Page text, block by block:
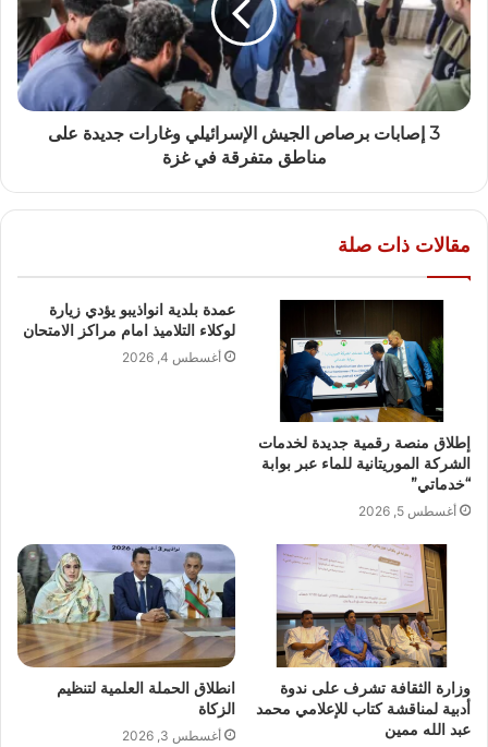
3 إصابات برصاص الجيش الإسرائيلي وغارات جديدة على
مناطق متفرقة في غزة
مقالات ذات صلة
إطلاق منصة رقمية جديدة لخدمات
الشركة الموريتانية للماء عبر بوابة
“خدماتي”
أغسطس 5, 2026
عمدة بلدية انواذيبو يؤدي زيارة
لوكلاء التلاميذ امام مراكز الامتحان
أغسطس 4, 2026
وزارة الثقافة تشرف على ندوة
أدبية لمناقشة كتاب للإعلامي محمد
عبد الله ممين
انطلاق الحملة العلمية لتنظيم
الزكاة
أغسطس 3, 2026